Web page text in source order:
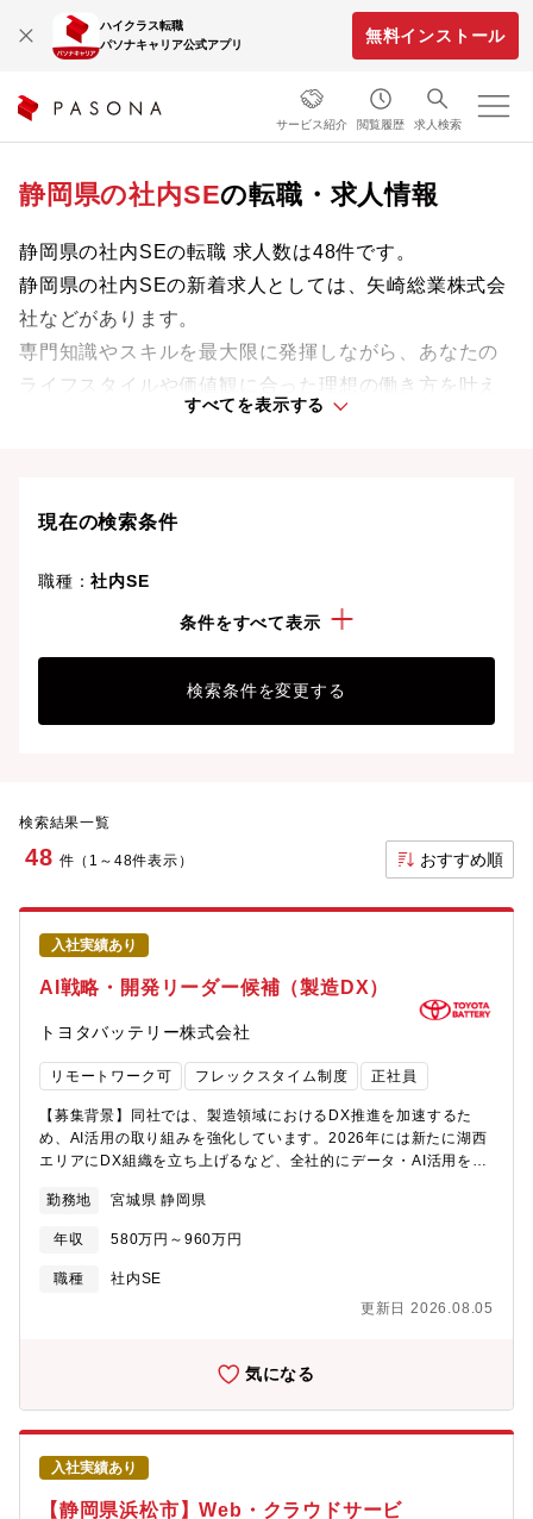
ハイクラス転職
パソナキャリア公式アプリ
無料インストール
サービス紹介 閲覧履歴 求人検索
静岡県の社内SEの転職・求人情報
静岡県の社内SEの転職 求人数は48件です。
静岡県の社内SEの新着求人としては、矢崎総業株式会
社などがあります。
専門知識やスキルを最大限に発揮しながら、あなたの
ライフスタイルや価値観に合った理想の働き方を叶え
ましょう。想定年収が高い順に検索結果を並べ替える
すべてを表示する
現在の検索条件
職種：社内SE
条件をすべて表示
検索条件を変更する
検索結果一覧
48 件（1～48件表示） おすすめ順
入社実績あり
AI戦略・開発リーダー候補（製造DX）
トヨタバッテリー株式会社
リモートワーク可 フレックスタイム制度 正社員
【募集背景】同社では、製造領域におけるDX推進を加速するた
め、AI活用の取り組みを強化しています。2026年には新たに湖西
エリアにDX組織を立ち上げるなど、全社的にデータ・AI活用を広
に取り組みを進めていますが、今後のさらなる高度化・領域拡大
に向けて、専門性を持って開発をリードできる体制の強化が求め
られています。その中で、AIの実装にとどまらず、プロジェクト
を主導しながら現場適用を推進できる人材の参画が重要となって
製造・品質・生産技術部門と連携し、現場課題の整理からAI活用
因分析、生産性向上など、工場改善に直結するテーマを推進■AIモ
デルの設計・実装・評価・数値・画像・テキストデータを活用し
た機械学習／深層学習モデルの開発・生成AIを含む新技術の活用
検討および実装■PoCから現場導入までのプロジェクト推進・スモ
ールスタートで仮説検証を進めながら、本番運用までをリード・
AIを作ることが目的ではなく、現場で成果が出るところまで伴走■
データ基盤・システム連携・RDB/SQLやクラウドを活用したデー
勤務地 宮城県 静岡県
年収 580万円～960万円
職種
社内SE
更新日 2026.08.05
気になる
入社実績あり
【静岡県浜松市】Web・クラウドサービ